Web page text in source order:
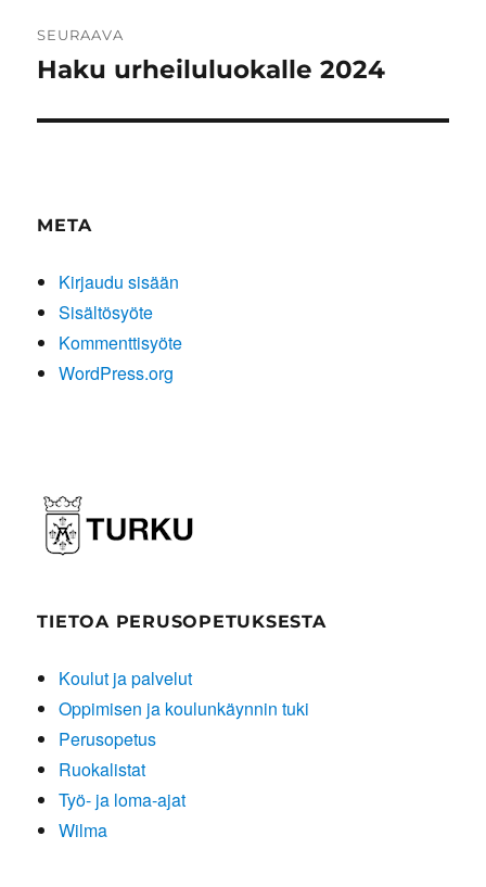
SEURAAVA
Seuraava
Haku urheiluluokalle 2024
META
Kirjaudu sisään
Sisältösyöte
Kommenttisyöte
WordPress.org
TIETOA PERUSOPETUKSESTA
Koulut ja palvelut
Oppimisen ja koulunkäynnin tuki
Perusopetus
Ruokalistat
Työ- ja loma-ajat
Wilma